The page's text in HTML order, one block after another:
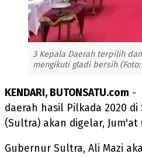
3 Kepala Daerah terpilih
mengikuti gladi bersih
KENDARI, BUTONSATU.com -
daerah hasil Pilkada 2020 di
(Sultra) akan digelar, Jum'at
Gubernur Sultra, Ali Mazi